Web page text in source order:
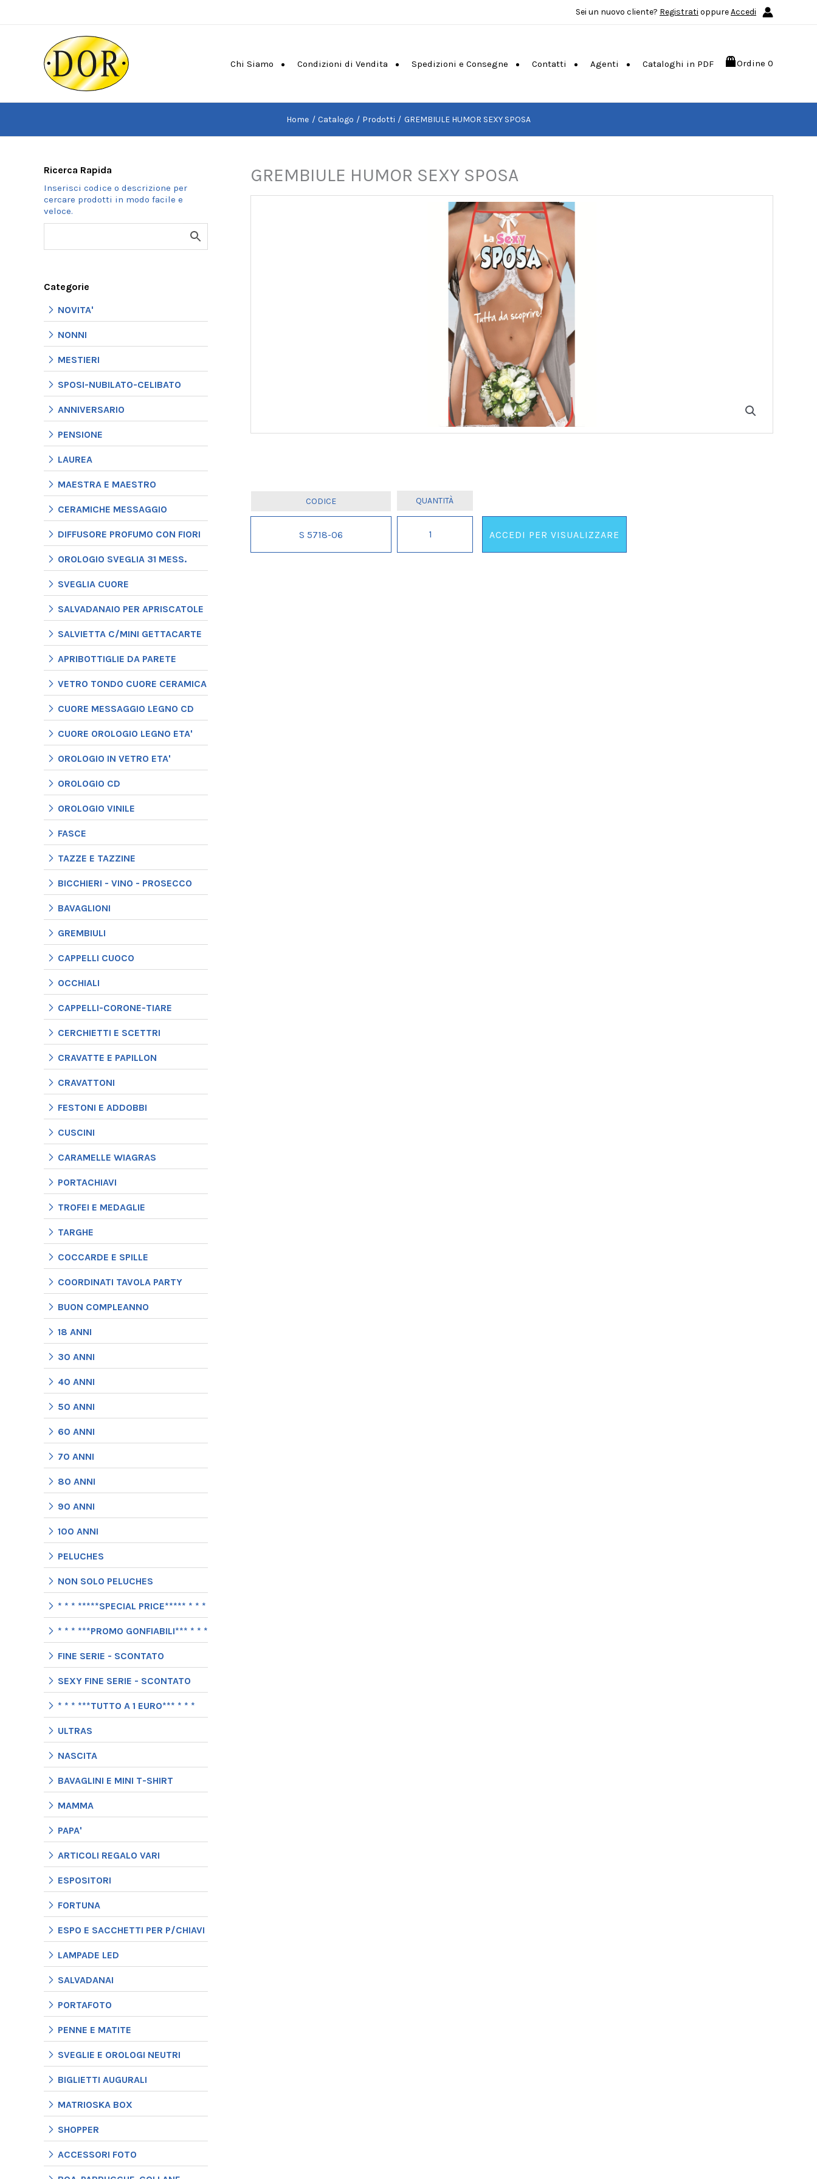
contenuto
Sei un nuovo cliente? Registrati oppureAccedi
Chi Siamo Condizioni di Vendita Spedizioni e Consegne Contatti Agenti Cataloghi in PDF Ordine 0
Home Catalogo Prodotti GREMBIULE HUMOR SEXY SPOSA
Ricerca Rapida
Categorie
NOVITA'
NONNI
MESTIERI
SPOSI-NUBILATO-CELIBATO
ANNIVERSARIO
PENSIONE
LAUREA
MAESTRA E MAESTRO
CERAMICHE MESSAGGIO
DIFFUSORE PROFUMO CON FIORI
OROLOGIO SVEGLIA 31 MESS.
SVEGLIA CUORE
SALVADANAIO PER APRISCATOLE
SALVIETTA C/MINI GETTACARTE
APRIBOTTIGLIE DA PARETE
VETRO TONDO CUORE CERAMICA
CUORE MESSAGGIO LEGNO CD
CUORE OROLOGIO LEGNO ETA'
OROLOGIO IN VETRO ETA'
OROLOGIO CD
OROLOGIO VINILE
FASCE
TAZZE E TAZZINE
BICCHIERI - VINO - PROSECCO
BAVAGLIONI
GREMBIULI
CAPPELLI CUOCO
OCCHIALI
CAPPELLI-CORONE-TIARE
CERCHIETTI E SCETTRI
CRAVATTE E PAPILLON
CRAVATTONI
FESTONI E ADDOBBI
CUSCINI
CARAMELLE WIAGRAS
PORTACHIAVI
TROFEI E MEDAGLIE
TARGHE
COCCARDE E SPILLE
COORDINATI TAVOLA PARTY
BUON COMPLEANNO
18 ANNI
30 ANNI
40 ANNI
50 ANNI
60 ANNI
70 ANNI
80 ANNI
90 ANNI
100 ANNI
PELUCHES
NON SOLO PELUCHES
* * * *****SPECIAL PRICE***** * * *
* * * ***PROMO GONFIABILI*** * * *
FINE SERIE - SCONTATO
SEXY FINE SERIE - SCONTATO
* * * ***TUTTO A 1 EURO*** * * *
ULTRAS
NASCITA
BAVAGLINI E MINI T-SHIRT
MAMMA
PAPA'
ARTICOLI REGALO VARI
ESPOSITORI
FORTUNA
ESPO E SACCHETTI PER P/CHIAVI
LAMPADE LED
SALVADANAI
PORTAFOTO
PENNE E MATITE
SVEGLIE E OROLOGI NEUTRI
BIGLIETTI AUGURALI
MATRIOSKA BOX
SHOPPER
ACCESSORI FOTO
GREMBIULE HUMOR SEXY SPOSA
S 5718-06 ACCEDI PER VISUALIZZARE